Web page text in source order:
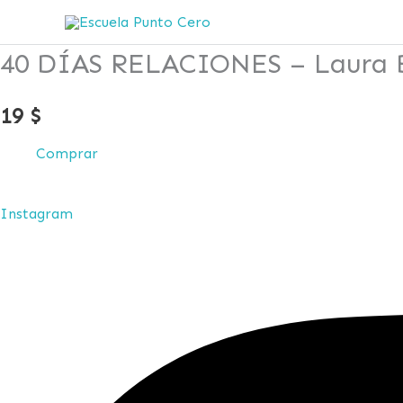
contenido
40 DÍAS RELACIONES – Laura
19 $
Comprar
Instagram